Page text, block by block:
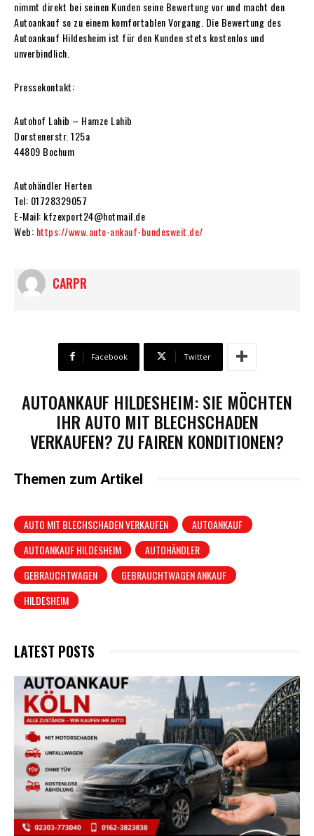
nimmt direkt bei seinen Kunden seine Bewertung vor und macht den
Autoankauf so zu einem komfortablen Vorgang. Die Bewertung des
Autoankauf Hildesheim ist für den Kunden stets kostenlos und
unverbindlich.
Pressekontakt:
Autohof Lahib – Hamze Lahib
Dorstenerstr. 125a
44809 Bochum
Autohändler Herten
Tel: 01728329057
E-Mail: kfzexport24@hotmail.de
Web: https://www.auto-ankauf-bundesweit.de/
CARPR
Facebook Twitter
AUTOANKAUF HILDESHEIM: SIE MÖCHTEN
IHR AUTO MIT BLECHSCHADEN
VERKAUFEN? ZU FAIREN KONDITIONEN?
Themen zum Artikel
AUTO MIT BLECHSCHADEN VERKAUFEN
AUTOANKAUF
AUTOANKAUF HILDESHEIM
AUTOHÄNDLER
GEBRAUCHTWAGEN
GEBRAUCHTWAGEN ANKAUF
HILDESHEIM
LATEST POSTS